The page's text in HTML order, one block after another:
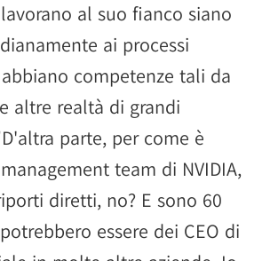
al suo fianco siano
ai processi
competenze tali da
altre realtà di grandi
parte, per come è
team di NVIDIA,
diretti, no? E sono 60
essere dei CEO di